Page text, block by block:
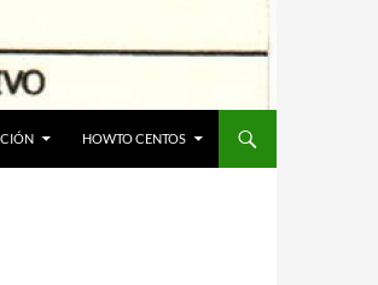
HOWTO CENTOS